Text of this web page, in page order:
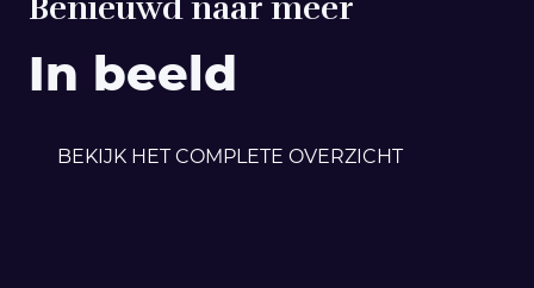
In beeld
BEKIJK HET COMPLETE OVERZICHT